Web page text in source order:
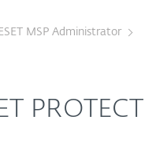
ESET MSP Administrator
PROTECT